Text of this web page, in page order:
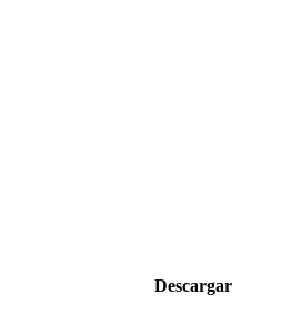
Descargar